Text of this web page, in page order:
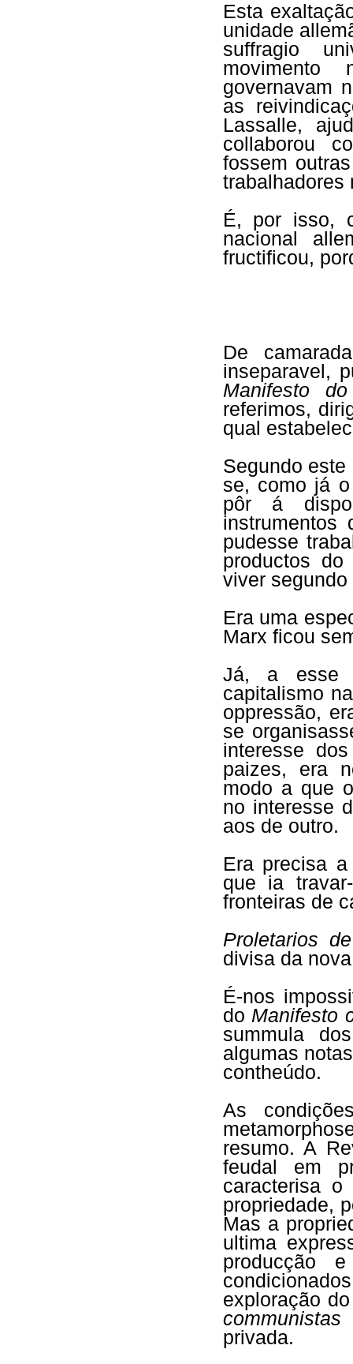
Esta
unidade
suffragio
governavam
as
Lassalle,
collaborou
fossem
trabalhadores
É, por isso,
nacional
fructificou,
De
inseparavel,
Manifesto
referimos,
qual
Segundo
se, como já
pôr á
pudesse
productos
viver
Era uma
Marx ficou
Já, a esse
capitalismo
oppressão,
se
interesse
paizes, era
modo a que
no interesse
aos de outro.
Era precisa
que ia
fronteiras de
Proletarios
divisa da
É-nos
do Manifesto
summula
algumas
contheúdo.
As
resumo. A
feudal em
caracterisa o
propriedade,
Mas a
ultima
producção
exploração
communistas
privada.